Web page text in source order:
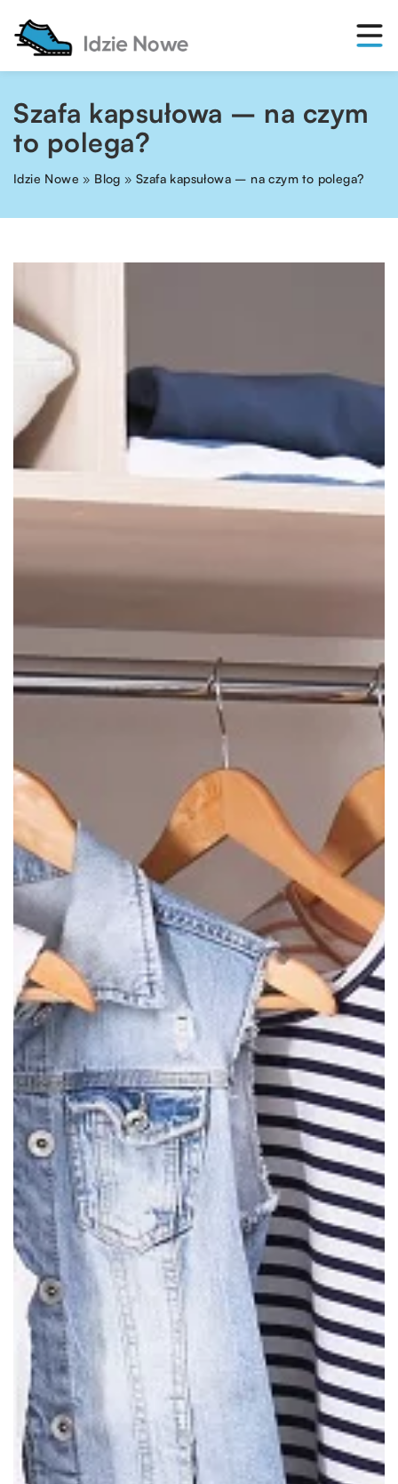
Szafa kapsułowa – na czym
to polega?
Idzie Nowe » Blog »Szafa kapsułowa – na czym to polega?